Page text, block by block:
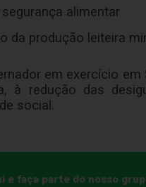
alimentar
da produção leiteira
em exercício
à redução das
social.
e faça parte do nosso